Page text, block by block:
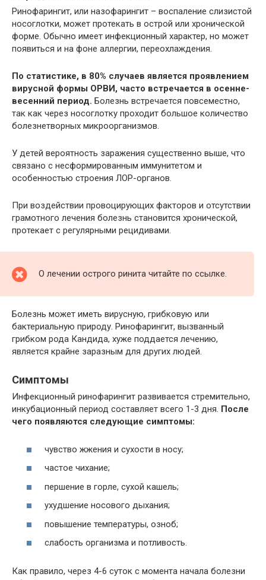
Ринофарингит, или назофарингит – воспаление слизистой
носоглотки, может протекать в острой или хронической
форме. Обычно имеет инфекционный характер, но может
появиться и на фоне аллергии, переохлаждения.
По статистике, в 80% случаев является проявлением
вирусной формы ОРВИ, часто встречается в осенне-
весенний период. Болезнь встречается повсеместно,
так как через носоглотку проходит большое количество
болезнетворных микроорганизмов.
У детей вероятность заражения существенно выше, что
связано с несформированным иммунитетом и
особенностью строения ЛОР-органов.
При воздействии провоцирующих факторов и отсутствии
грамотного лечения болезнь становится хронической,
протекает с регулярными рецидивами.
О лечении острого ринита читайте по ссылке.
Болезнь может иметь вирусную, грибковую или
бактериальную природу. Ринофарингит, вызванный
грибком рода Кандида, хуже поддается лечению,
является крайне заразным для других людей.
Симптомы
Инфекционный ринофарингит развивается стремительно,
инкубационный период составляет всего 1-3 дня. После
чего появляются следующие симптомы:
чувство жжения и сухости в носу;
частое чихание;
першение в горле, сухой кашель;
ухудшение носового дыхания;
повышение температуры, озноб;
слабость организма и потливость.
Как правило, через 4-6 суток с момента начала болезни